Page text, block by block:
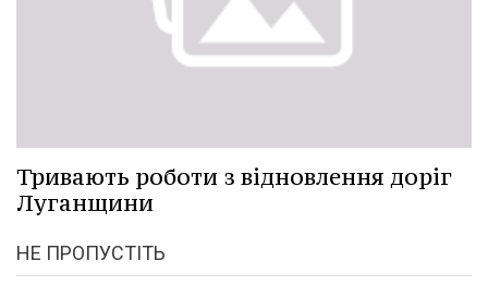
Тривають роботи з відновлення доріг
Луганщини
НЕ ПРОПУСТІТЬ